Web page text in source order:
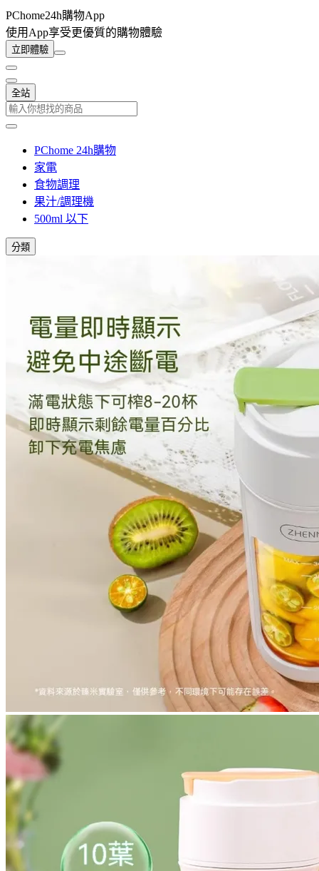
PChome24h購物App
使用App享受更優質的購物體驗
立即體驗
全站
PChome 24h購物
家電
食物調理
果汁/調理機
500ml 以下
分類